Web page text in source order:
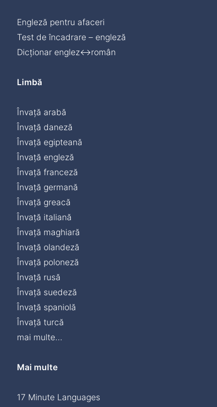
Engleză pentru afaceri
Test de încadrare – engleză
Dicționar englez↔român
Limbă
Învață arabă
Învață daneză
Învață egipteană
Învață engleză
Învață franceză
Învață germană
Învață greacă
Învață italiană
Învață maghiară
Învață olandeză
Învață poloneză
Învață rusă
Învață suedeză
Învață spaniolă
Învață turcă
mai multe...
Mai multe
17 Minute Languages